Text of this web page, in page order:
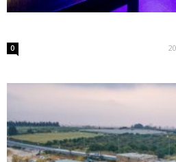
0